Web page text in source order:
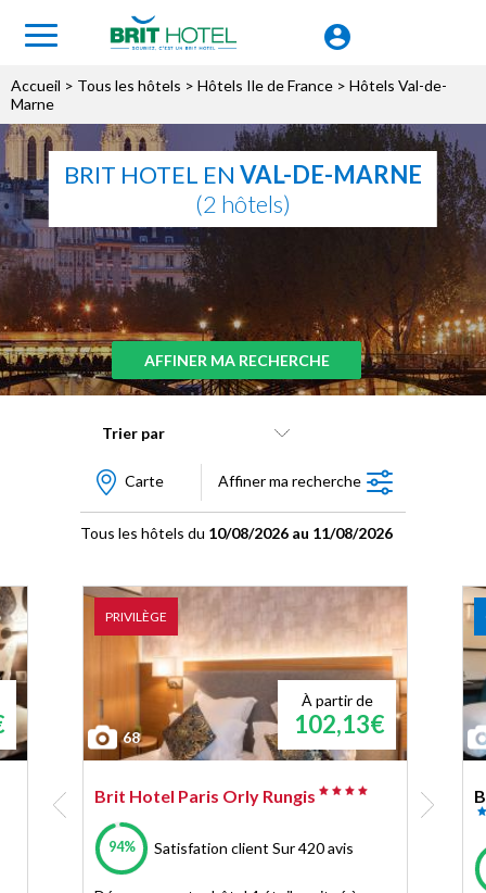
Accueil > Tous les hôtels > Hôtels Ile de France > Hôtels Val-de-
Marne
BRIT HOTEL EN VAL-DE-MARNE
(2 hôtels)
AFFINER MA RECHERCHE
Trier par
Carte Affiner ma recherche
Tous les hôtels du 10/08/2026 au 11/08/2026
À partir de
102,13€
PRIVILÈGE
68
Brit Hotel Paris Orly Rungis
94% Satisfation client Sur 420 avis